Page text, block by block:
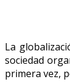
La
sociedad
primera vez,